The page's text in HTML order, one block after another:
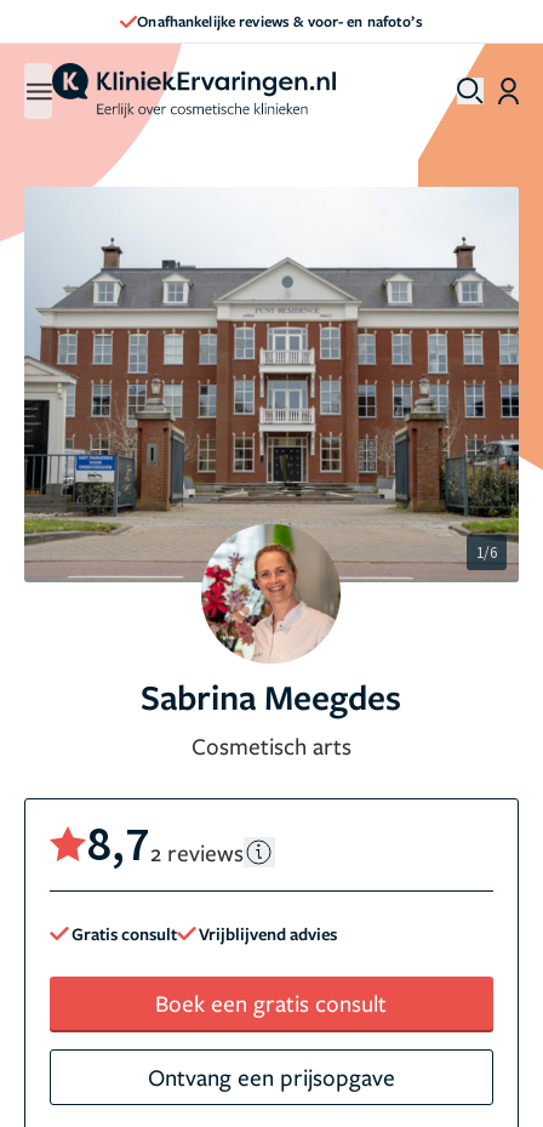
Onafhankelijke reviews & voor- en nafoto’s
1/6
Sabrina Meegdes
Cosmetisch arts
8,72 reviews
Gratis consult Vrijblijvend advies
Boek een gratis consult
Ontvang een prijsopgave